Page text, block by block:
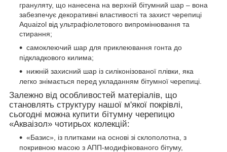
грануляту, що нанесена на верхній бітумний шар – вона
забезпечує декоративні властивості та захист черепиці
Aquaizol від ультрафіолетового випромінювання та
стирання;
самоклеючий шар для приклеювання гонта до
підкладкового килима;
нижній захисний шар із силіконізованої плівки, яка
легко знімається перед укладанням бітумної черепиці.
Залежно від особливостей матеріалів, що
становлять структуру нашої м'якої покрівлі,
сьогодні можна купити бітумну черепицю
«Акваізол» чотирьох колекцій:
«Базис», із плитками на основі зі склополотна, з
покривною масою з АПП-модифікованого бітуму,